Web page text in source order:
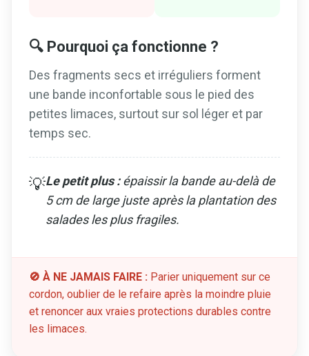
🔍 Pourquoi ça fonctionne ?
Des fragments secs et irréguliers forment
une bande inconfortable sous le pied des
petites limaces, surtout sur sol léger et par
temps sec.
💡Le petit plus :épaissir la bande au-delà de
5 cm de large juste après la plantation des
salades les plus fragiles.
🚫 À NE JAMAIS FAIRE : Parier uniquement sur ce
cordon, oublier de le refaire après la moindre pluie
et renoncer aux vraies protections durables contre
les limaces.